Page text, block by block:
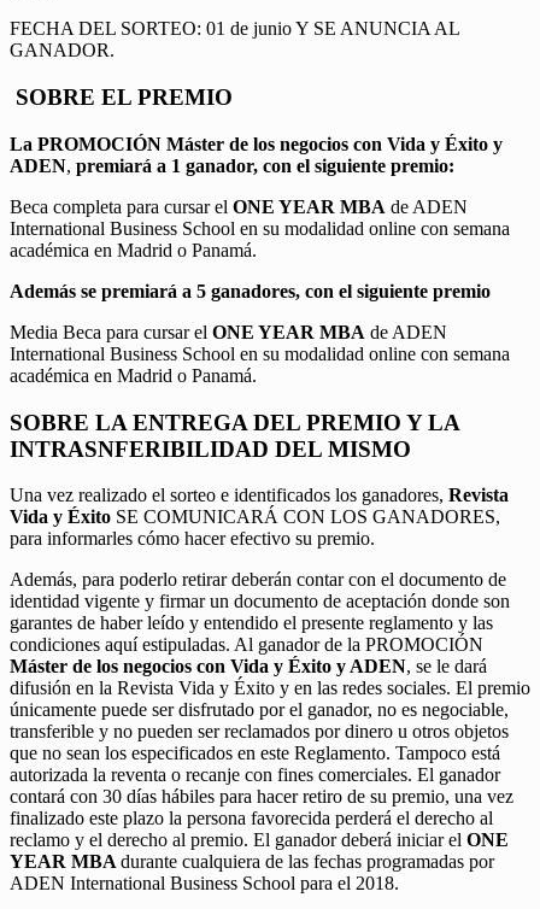
FECHA DEL SORTEO: 01 de junio Y SE ANUNCIA AL
GANADOR.
SOBRE EL PREMIO
La PROMOCIÓN Máster de los negocios con Vida y Éxito y
ADEN, premiará a 1 ganador, con el siguiente premio:
Beca completa para cursar el ONE YEAR MBA de ADEN
International Business School en su modalidad online con semana
académica en Madrid o Panamá.
Además se premiará a 5 ganadores, con el siguiente premio
Media Beca para cursar el ONE YEAR MBA de ADEN
International Business School en su modalidad online con semana
académica en Madrid o Panamá.
SOBRE LA ENTREGA DEL PREMIO Y LA
INTRASNFERIBILIDAD DEL MISMO
Una vez realizado el sorteo e identificados los ganadores, Revista
Vida y Éxito SE COMUNICARÁ CON LOS GANADORES,
para informarles cómo hacer efectivo su premio.
Además, para poderlo retirar deberán contar con el documento de
identidad vigente y firmar un documento de aceptación donde son
garantes de haber leído y entendido el presente reglamento y las
condiciones aquí estipuladas. Al ganador de la PROMOCIÓN
Máster de los negocios con Vida y Éxito y ADEN, se le dará
difusión en la Revista Vida y Éxito y en las redes sociales. El premio
únicamente puede ser disfrutado por el ganador, no es negociable,
transferible y no pueden ser reclamados por dinero u otros objetos
que no sean los especificados en este Reglamento. Tampoco está
autorizada la reventa o recanje con fines comerciales. El ganador
contará con 30 días hábiles para hacer retiro de su premio, una vez
finalizado este plazo la persona favorecida perderá el derecho al
reclamo y el derecho al premio. El ganador deberá iniciar el ONE
YEAR MBA durante cualquiera de las fechas programadas por
ADEN International Business School para el 2018.